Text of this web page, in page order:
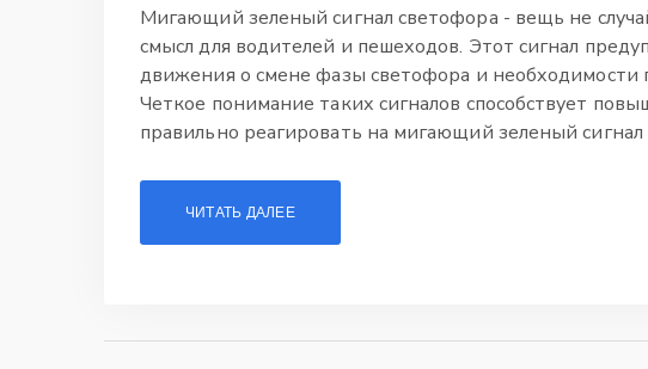
Мигающий зеленый сигнал светофора - вещь не
смысл для водителей и пешеходов. Этот сигнал
движения о смене фазы светофора и необходимости
Четкое понимание таких сигналов способствует
правильно реагировать на мигающий зеленый
ЧИТАТЬ ДАЛЕЕ